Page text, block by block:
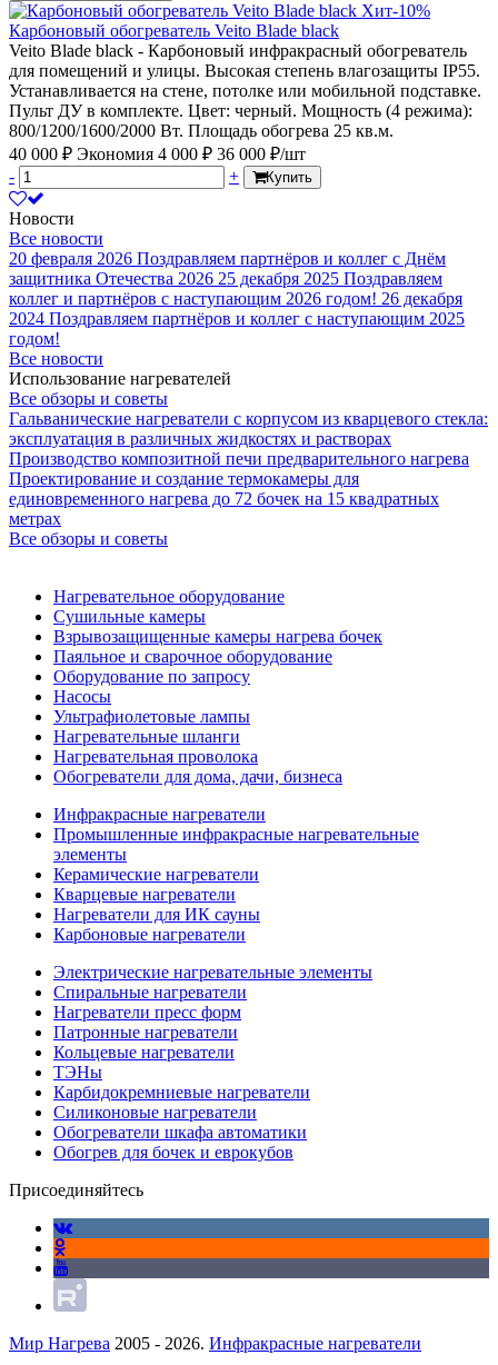
Хит-10%
Карбоновый обогреватель Veito Blade black
Veito Blade black - Карбоновый инфракрасный обогреватель
для помещений и улицы. Высокая степень влагозащиты IP55.
Устанавливается на стене, потолке или мобильной подставке.
Пульт ДУ в комплекте. Цвет: черный. Мощность (4 режима):
800/1200/1600/2000 Вт. Площадь обогрева 25 кв.м.
40 000 ₽ Экономия 4 000 ₽ 36 000 ₽/шт
-
+ Купить
Новости
Все новости
20 февраля 2026 Поздравляем партнёров и коллег с Днём
защитника Отечества 2026 25 декабря 2025 Поздравляем
коллег и партнёров с наступающим 2026 годом! 26 декабря
2024 Поздравляем партнёров и коллег с наступающим 2025
годом!
Все новости
Использование нагревателей
Все обзоры и советы
Гальванические нагреватели с корпусом из кварцевого стекла:
эксплуатация в различных жидкостях и растворах
Производство композитной печи предварительного нагрева
Проектирование и создание термокамеры для
единовременного нагрева до 72 бочек на 15 квадратных
метрах
Все обзоры и советы
Нагревательное оборудование
Сушильные камеры
Взрывозащищенные камеры нагрева бочек
Паяльное и сварочное оборудование
Оборудование по запросу
Насосы
Ультрафиолетовые лампы
Нагревательные шланги
Нагревательная проволока
Обогреватели для дома, дачи, бизнеса
Инфракрасные нагреватели
Промышленные инфракрасные нагревательные
элементы
Керамические нагреватели
Кварцевые нагреватели
Нагреватели для ИК сауны
Карбоновые нагреватели
Электрические нагревательные элементы
Спиральные нагреватели
Нагреватели пресс форм
Патронные нагреватели
Кольцевые нагреватели
ТЭНы
Карбидокремниевые нагреватели
Силиконовые нагреватели
Обогреватели шкафа автоматики
Обогрев для бочек и еврокубов
Присоединяйтесь
Мир Нагрева 2005 - 2026. Инфракрасные нагреватели